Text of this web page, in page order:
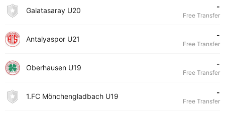
Galatasaray U20 -
Free Transfer
Antalyaspor U21 -
Free Transfer
Oberhausen U19 -
Free Transfer
1.FC Mönchengladbach U19 -
Free Transfer